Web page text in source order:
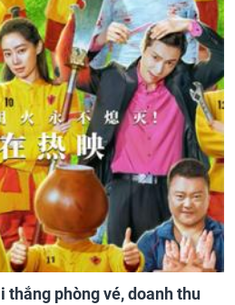
thắng phòng vé, doanh thu